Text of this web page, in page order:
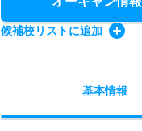
候補校リストに追加
基本情報